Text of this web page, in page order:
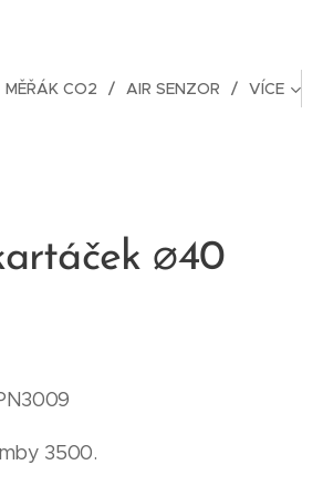
MĚŘÁK CO2 AIR SENZOR VÍCE
⌀40
3500.